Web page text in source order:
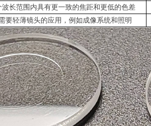
波长范围内具有更一致的焦距和更低的色差
要轻薄镜头的应用，例如成像系统和照明